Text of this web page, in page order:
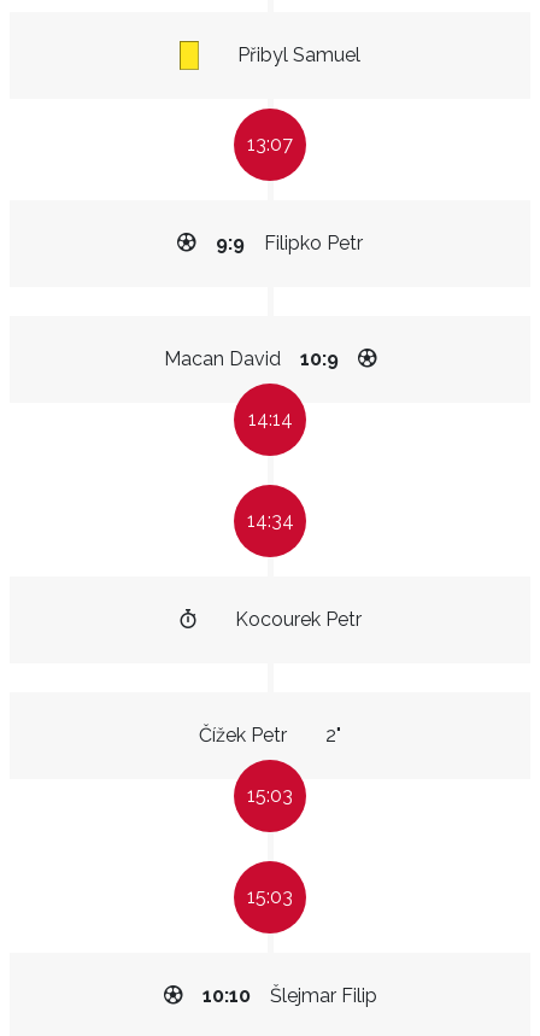
Přibyl Samuel
13:07
Filipko Petr
9:9
Macan David 10:9
14:14
14:34
Kocourek Petr
Čížek Petr 2"
15:03
15:03
Šlejmar Filip
10:10